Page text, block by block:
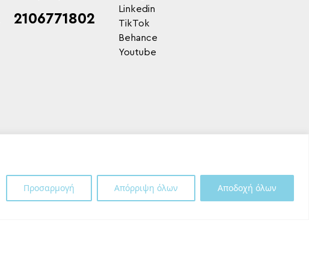
Προσαρμογή Απόρριψη όλων Αποδοχή όλων
2106771802
Linkedin
TikTok
Behance
Youtube
Shipping Partner